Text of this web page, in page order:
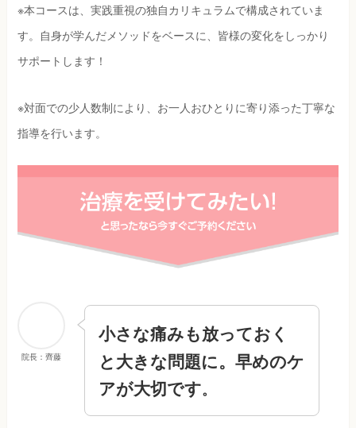
※本コースは、実践重視の独自カリキュラムで構成されていま
す。自身が学んだメソッドをベースに、皆様の変化をしっかり
サポートします！
※対面での少人数制により、お一人おひとりに寄り添った丁寧な
指導を行います。
院長：齊藤
小さな痛みも放っておく
と大きな問題に。早めのケ
アが大切です。